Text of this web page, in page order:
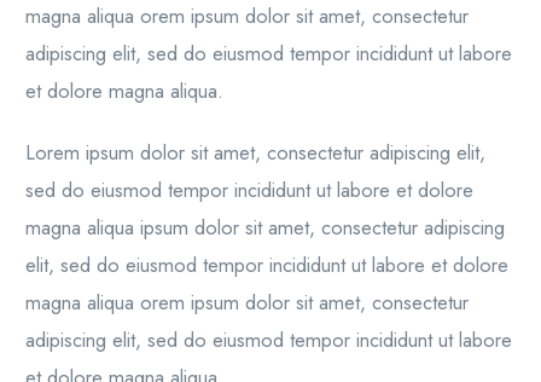
magna aliqua orem ipsum dolor sit amet, consectetur
adipiscing elit, sed do eiusmod tempor incididunt ut labore
et dolore magna aliqua.
Lorem ipsum dolor sit amet, consectetur adipiscing elit,
sed do eiusmod tempor incididunt ut labore et dolore
magna aliqua ipsum dolor sit amet, consectetur adipiscing
elit, sed do eiusmod tempor incididunt ut labore et dolore
magna aliqua orem ipsum dolor sit amet, consectetur
adipiscing elit, sed do eiusmod tempor incididunt ut labore